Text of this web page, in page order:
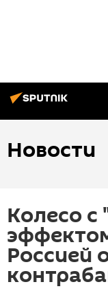
Новости
Колесо
Россией